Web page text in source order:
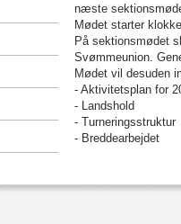
næste
Mødet starter
På sektionsmødet
Svømmeunion.
Mødet vil desuden
- Aktivitetsplan for
- Landshold
- Turneringsstruktur
- Breddearbejdet